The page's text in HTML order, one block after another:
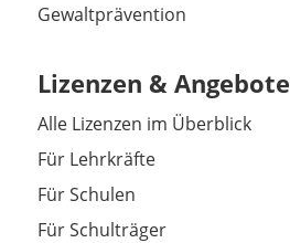
Gewaltprävention
Lizenzen & Angebote
Alle Lizenzen im Überblick
Für Lehrkräfte
Für Schulen
Für Schulträger